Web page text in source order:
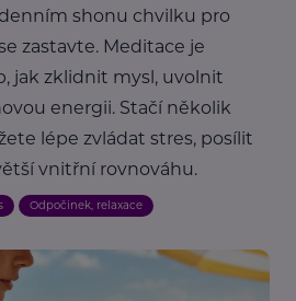
shonu chvilku pro
zastavte. Meditace je
jak zklidnit mysl, uvolnit
energii. Stačí několik
lépe zvládat stres, posílit
vnitřní rovnováhu.
Odpočinek, relaxace